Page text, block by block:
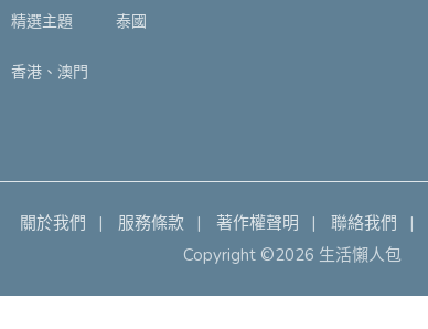
精選主題 泰國
香港、澳門
關於我們 服務條款 著作權聲明 聯絡我們
Copyright ©2026 生活懶人包